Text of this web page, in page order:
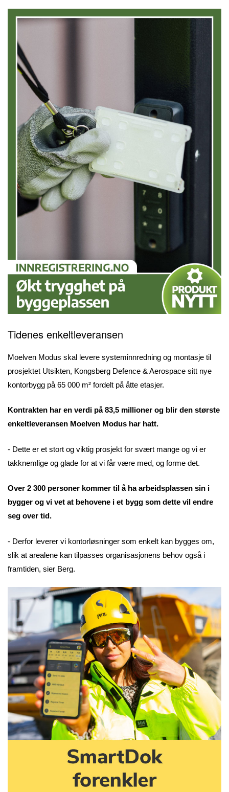
Tidenes enkeltleveransen
Moelven Modus skal levere systeminnredning og montasje til
prosjektet Utsikten, Kongsberg Defence & Aerospace sitt nye
kontorbygg på 65 000 m² fordelt på åtte etasjer.
Kontrakten har en verdi på 83,5 millioner og blir den største
enkeltleveransen Moelven Modus har hatt.
- Dette er et stort og viktig prosjekt for svært mange og vi er
takknemlige og glade for at vi får være med, og forme det.
Over 2 300 personer kommer til å ha arbeidsplassen sin i
bygger og vi vet at behovene i et bygg som dette vil endre
seg over tid.
- Derfor leverer vi kontorløsninger som enkelt kan bygges om,
slik at arealene kan tilpasses organisasjonens behov også i
framtiden, sier Berg.